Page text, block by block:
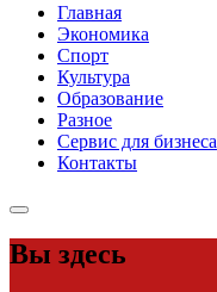
Главная
Экономика
Спорт
Культура
Образование
Разное
Сервис для бизнеса
Контакты
Вы здесь